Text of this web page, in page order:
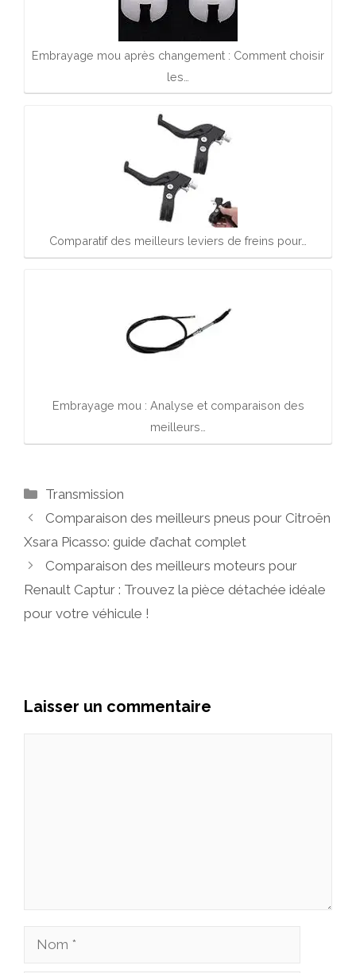
Embrayage mou après changement : Comment choisir
les…
Comparatif des meilleurs leviers de freins pour…
Embrayage mou : Analyse et comparaison des
meilleurs…
Catégories
Transmission
Comparaison des meilleurs pneus pour Citroën
Xsara Picasso: guide d’achat complet
Comparaison des meilleurs moteurs pour
Renault Captur : Trouvez la pièce détachée idéale
pour votre véhicule !
Laisser un commentaire
Nom